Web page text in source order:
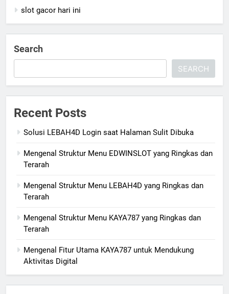
slot gacor hari ini
Search
SEARCH
Recent Posts
Solusi LEBAH4D Login saat Halaman Sulit Dibuka
Mengenal Struktur Menu EDWINSLOT yang Ringkas dan
Terarah
Mengenal Struktur Menu LEBAH4D yang Ringkas dan
Terarah
Mengenal Struktur Menu KAYA787 yang Ringkas dan
Terarah
Mengenal Fitur Utama KAYA787 untuk Mendukung
Aktivitas Digital